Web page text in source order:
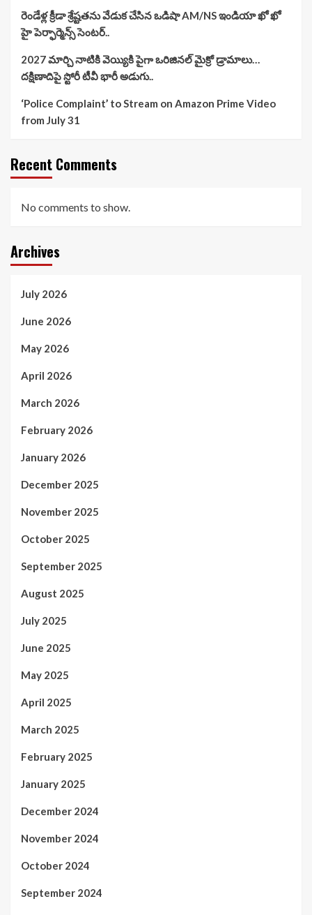
రెండేళ్ల క్రీడా శ్రేష్టతను వేడుక చేసిన ఒడిషా AM/NS ఇండియా ఖో ఖో
హై పెర్ఫార్మెన్స్ సెంటర్..
2027 మార్చి నాటికి వెయ్యికి పైగా ఒరిజినల్ మైక్రో డ్రామాలు…
దక్షిణాదిపై స్టోరీ టీవీ భారీ అడుగు..
‘Police Complaint’ to Stream on Amazon Prime Video
from July 31
Recent Comments
No comments to show.
Archives
July 2026
June 2026
May 2026
April 2026
March 2026
February 2026
January 2026
December 2025
November 2025
October 2025
September 2025
August 2025
July 2025
June 2025
May 2025
April 2025
March 2025
February 2025
January 2025
December 2024
November 2024
October 2024
September 2024